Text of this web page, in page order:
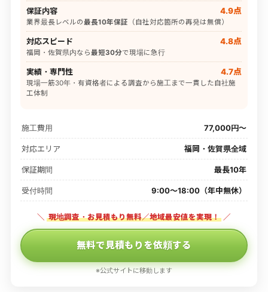
保証内容 4.9点
業界最長レベルの最長10年保証 （自社対応箇所の再発は無償）
対応スピード 4.8点
福岡・佐賀県内なら最短30分で現場に急行
実績・専門性 4.7点
現場一筋30年・有資格者による調査から施工まで一貫した自社施
工体制
施工費用 77,000円〜
対応エリア 福岡・佐賀県全域
保証期間 最長10年
受付時間 9:00〜18:00（年中無休）
＼ 現地調査・お見積もり無料／地域最安値を実現！ ／
無料で見積もりを依頼する
※公式サイトに移動します